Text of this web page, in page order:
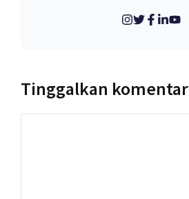
Tinggalkan komentar